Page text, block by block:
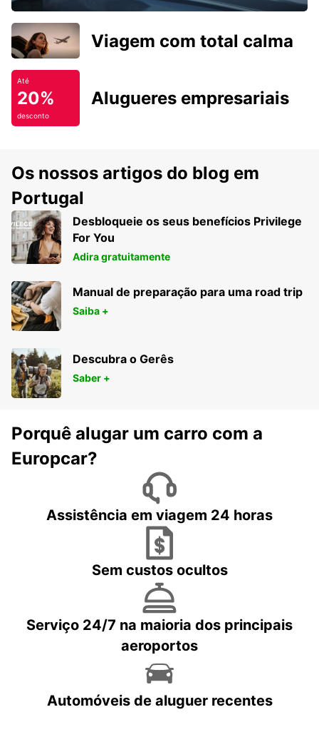
Viagem com total calma
Até
20%
desconto
Alugueres empresariais
Os nossos artigos do blog em
Portugal
Desbloqueie os seus benefícios Privilege
For You
Adira gratuitamente
Manual de preparação para uma road trip
Saiba +
Descubra o Gerês
Saber +
Porquê alugar um carro com a
Europcar?
Assistência em viagem 24 horas
Sem custos ocultos
Serviço 24/7 na maioria dos principais
aeroportos
Automóveis de aluguer recentes